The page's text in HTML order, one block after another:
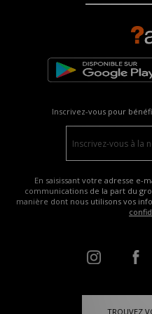
Inscrivez-vous pour
En saisissant votre adresse e-
communications de la part du
manière dont nous utilisons vos
TROUVEZ